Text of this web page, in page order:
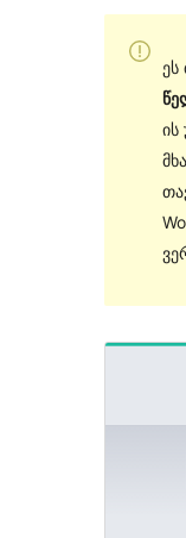
ეს
ის